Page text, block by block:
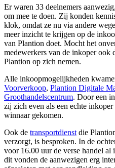
Er waren 33 deelnemers
om mee te doen. Zij konden
klok, omdat ze nu via andere
meer inzicht te krijgen op de
van Plantion doet. Mocht het
medewerkers van de inkoper ook
Plantion op zich nemen.
Alle inkoopmogelijkheden
Voorverkoop, Plantion Digitale
Groothandelscentrum. Door een
zij zich even als een echte
winnaar gekomen.
Ook de transportdienst die
verzorgt, is besproken. In de
voor 16.00 uur de verse handel
dit vonden de aanwezigen erg